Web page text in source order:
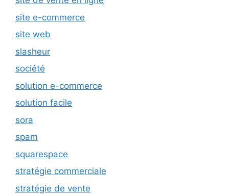
site e-commerce
site web
slasheur
société
solution e-commerce
solution facile
sora
spam
squarespace
stratégie commerciale
stratégie de vente